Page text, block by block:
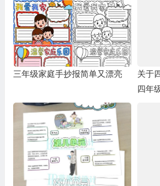
三年级家庭手抄报简单又漂亮
关于
四年